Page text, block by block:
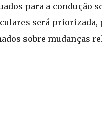
para a condução
será
sobre mudanças